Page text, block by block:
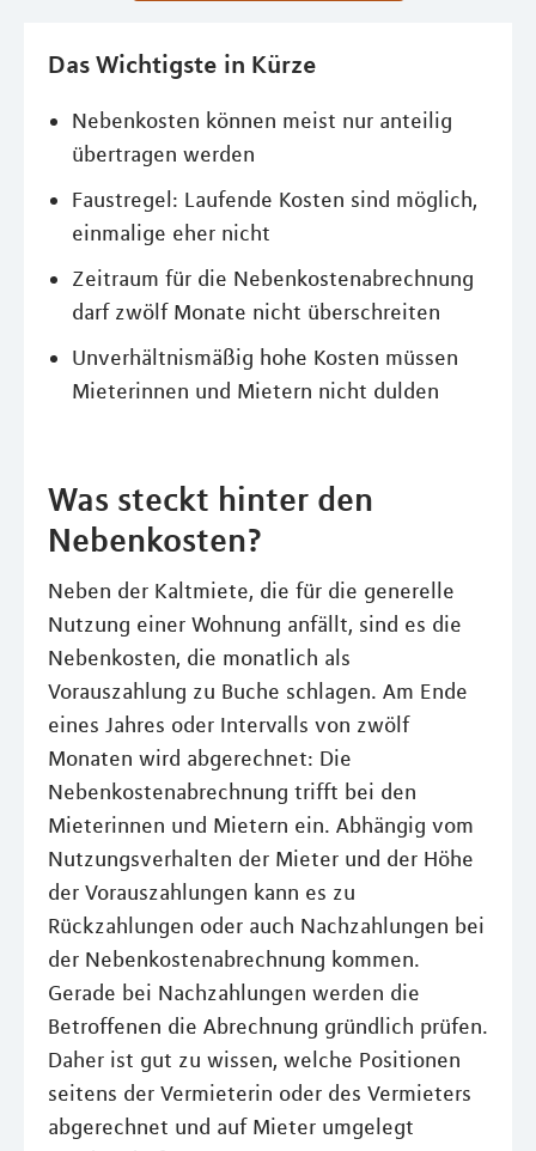
Das Wichtigste in Kürze
Nebenkosten können meist nur anteilig
übertragen werden
Faustregel: Laufende Kosten sind möglich,
einmalige eher nicht
Zeitraum für die Nebenkostenabrechnung
darf zwölf Monate nicht überschreiten
Unverhältnismäßig hohe Kosten müssen
Mieterinnen und Mietern nicht dulden
Was steckt hinter den
Nebenkosten?
Neben der Kaltmiete, die für die generelle
Nutzung einer Wohnung anfällt, sind es die
Nebenkosten, die monatlich als
Vorauszahlung zu Buche schlagen. Am Ende
eines Jahres oder Intervalls von zwölf
Monaten wird abgerechnet: Die
Nebenkostenabrechnung trifft bei den
Mieterinnen und Mietern ein. Abhängig vom
Nutzungsverhalten der Mieter und der Höhe
der Vorauszahlungen kann es zu
Rückzahlungen oder auch Nachzahlungen bei
der Nebenkostenabrechnung kommen.
Gerade bei Nachzahlungen werden die
Betroffenen die Abrechnung gründlich prüfen.
Daher ist gut zu wissen, welche Positionen
seitens der Vermieterin oder des Vermieters
abgerechnet und auf Mieter umgelegt